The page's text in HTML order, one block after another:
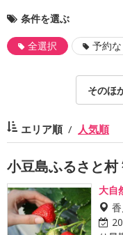
条件を選ぶ
全選択 予約
そのほ
エリア順 人気順
小豆島ふるさと村
大自